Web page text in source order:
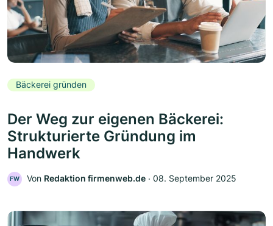
Bäckerei gründen
Der Weg zur eigenen Bäckerei:
Strukturierte Gründung im
Handwerk
FW Von Redaktion firmenweb.de ‧ 08. September 2025